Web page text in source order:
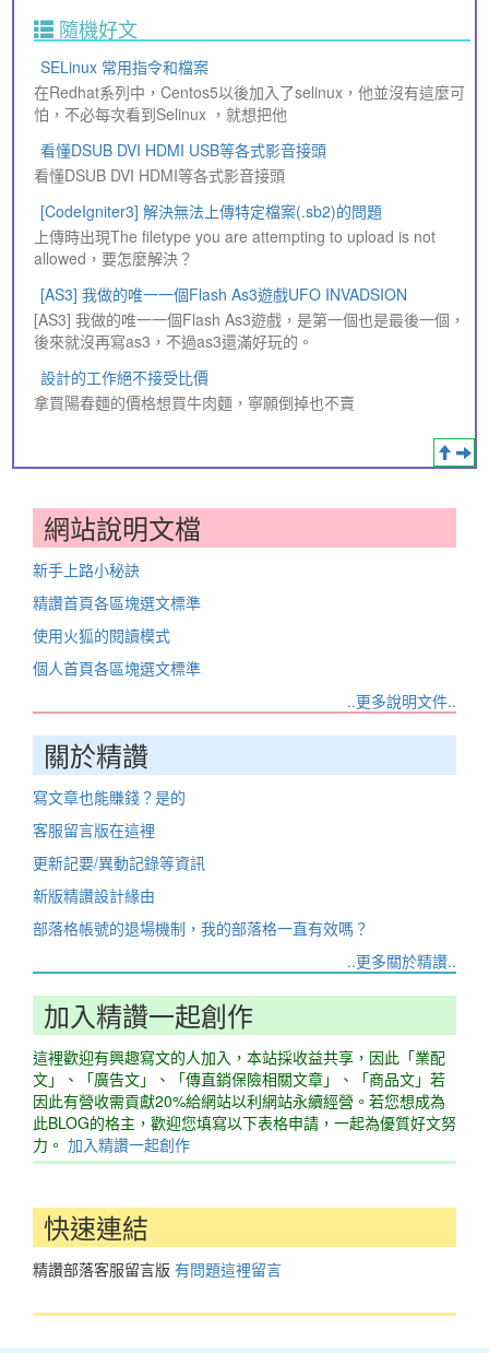
隨機好文
SELinux 常用指令和檔案
在Redhat系列中，Centos5以後加入了selinux，他並沒有這麼可
怕，不必每次看到Selinux ，就想把他
看懂DSUB DVI HDMI USB等各式影音接頭
看懂DSUB DVI HDMI等各式影音接頭
[CodeIgniter3] 解決無法上傳特定檔案(.sb2)的問題
上傳時出現The filetype you are attempting to upload is not
allowed，要怎麼解決？
[AS3] 我做的唯一一個Flash As3遊戲UFO INVADSION
[AS3] 我做的唯一一個Flash As3遊戲，是第一個也是最後一個，
後來就沒再寫as3，不過as3還滿好玩的。
設計的工作絕不接受比價
拿買陽春麵的價格想買牛肉麵，寧願倒掉也不賣
網站說明文檔
新手上路小秘訣
精讚首頁各區塊選文標準
使用火狐的閱讀模式
個人首頁各區塊選文標準
..更多說明文件..
關於精讚
寫文章也能賺錢？是的
客服留言版在這裡
更新記要/異動記錄等資訊
新版精讚設計緣由
部落格帳號的退場機制，我的部落格一直有效嗎？
..更多關於精讚..
加入精讚一起創作
這裡歡迎有興趣寫文的人加入，本站採收益共享，因此「業配
文」、「廣告文」、「傳直銷保險相關文章」、「商品文」若
因此有營收需貢獻20%給網站以利網站永續經營。若您想成為
此BLOG的格主，歡迎您填寫以下表格申請，一起為優質好文努
力。 加入精讚一起創作
快速連結
精讚部落客服留言版 有問題這裡留言